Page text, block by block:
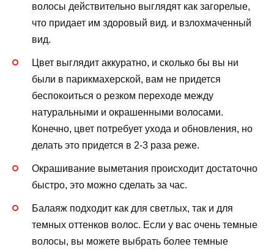
волосы действительно выглядят как загорелые,
что придает им здоровый вид. и взлохмаченный
вид.
Цвет выглядит аккуратно, и сколько бы вы ни
были в парикмахерской, вам не придется
беспокоиться о резком переходе между
натуральными и окрашенными волосами.
Конечно, цвет потребует ухода и обновления, но
делать это придется в 2-3 раза реже.
Окрашивание выметания происходит достаточно
быстро, это можно сделать за час.
Балаяж подходит как для светлых, так и для
темных оттенков волос. Если у вас очень темные
волосы, вы можете выбрать более темные